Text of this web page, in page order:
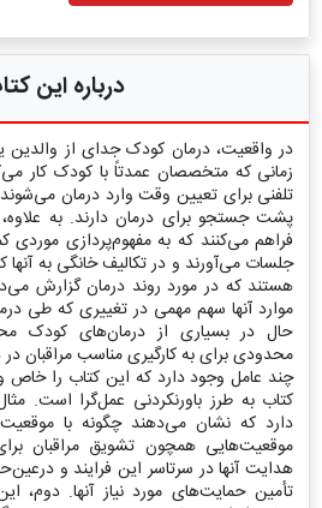
درباره این
در واقعیت، درمان کودک جدای از والدین
زمانی که متخصصان عمدتاً با کودک کار
تلفنی برای تعیین وقت وارد درمان می‌شوند
پشت جستجو برای درمان دارند. به
فراهم می‌کنند که به مفهوم‌پردازی موردی
جلسات می‌آورند و در تکالیف خانگی به آنها
هستند که در مورد روند درمان گزارش
موارد آنها سهم مهمی در تغییری که طی
حال در بسیاری از درمان‌های کودک
محدودی برای به کارگیری مناسب مراقبان در
چند عامل وجود دارد که این کتاب را
کتاب به طرز باورنکردنی عمل‌گرا است.
دارد که نشان می‌دهند چگونه با
موقعیت‌هایی همچون تشویق مراقبان
هدایت آنها در سرتاسر این فرایند و
تأمین حمایت‌های مورد نیاز آنها.